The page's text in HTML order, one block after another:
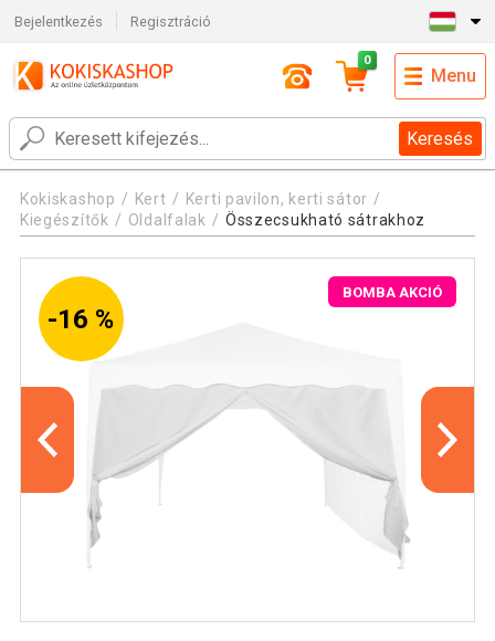
Bejelentkezés Regisztráció
Keresés
0
Menu
Kokiskashop Kert
Kerti pavilon, kerti sátor
Kiegészítők
Oldalfalak Összecsukható sátrakhoz
-16 %
BOMBA AKCIÓ